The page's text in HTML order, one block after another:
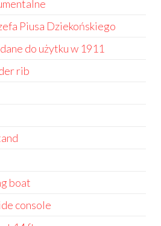
Piusa Dziekońskiego
do użytku w 1911
rib
boat
console